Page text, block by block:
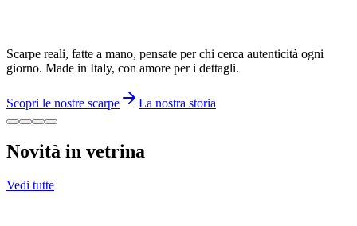
Scarpe reali, fatte a mano, pensate per chi cerca autenticità ogni
giorno. Made in Italy, con amore per i dettagli.
Scopri le nostre scarpe La nostra storia
Novità in vetrina
Vedi tutte